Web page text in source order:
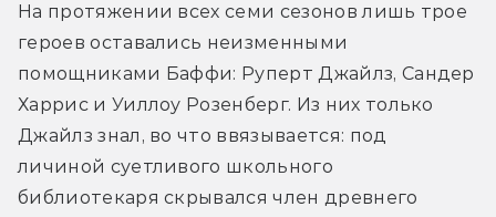
На протяжении всех семи сезонов лишь трое
героев оставались неизменными
помощниками Баффи: Руперт Джайлз, Сандер
Харрис и Уиллоу Розенберг. Из них только
Джайлз знал, во что ввязывается: под
личиной суетливого школьного
библиотекаря скрывался член древнего